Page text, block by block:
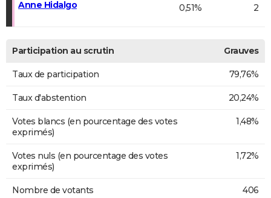
Anne Hidalgo 0,51% 2
Participation au scrutin Grauves
Taux de participation 79,76%
Taux d'abstention 20,24%
Votes blancs (en pourcentage des votes
exprimés)
1,48%
Votes nuls (en pourcentage des votes
exprimés)
1,72%
Nombre de votants 406